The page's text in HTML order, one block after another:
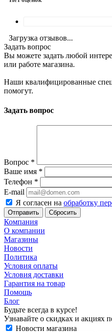
Загрузка отзывов...
Задать вопрос
Вы можете задать любой
или работе магазина.
Наши квалифицированные
помогут.
Задать вопрос
Вопрос *
Ваше имя *
Телефон *
E-mail
Я согласен на обработку
Сбросить
Компания
О компании
Магазины
Новости
Политика
Условия оплаты
Условия доставки
Гарантия на товар
Помощь
Блог
Будьте всегда в курсе!
Узнавайте о скидках и акциях
Новости магазина